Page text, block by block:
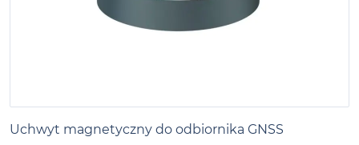
Uchwyt magnetyczny do odbiornika GNSS